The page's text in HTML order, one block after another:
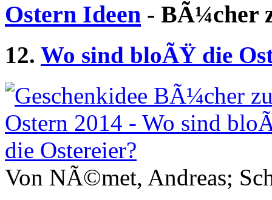
Ostern Ideen - BÃ¼cher
12. Wo sind bloÃŸ die
Von NÃ©met, Andreas;